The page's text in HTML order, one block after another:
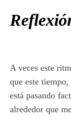
A veces este
que este
está pasando
alrededor que